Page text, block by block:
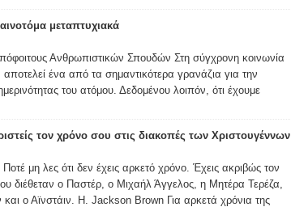
μεταπτυχιακά
Ανθρωπιστικών Σπουδών Στη σύγχρονη κοινωνία
ένα από τα σημαντικότερα γρανάζια για την
του ατόμου. Δεδομένου λοιπόν, ότι έχουμε
τον χρόνο σου στις διακοπές των Χριστουγέννων
μη λες ότι δεν έχεις αρκετό χρόνο. Έχεις ακριβώς τον
διέθεταν ο Παστέρ, ο Μιχαήλ Άγγελος, η Μητέρα Τερέζα,
ο Αϊνστάιν. H. Jackson Brown Για αρκετά χρόνια της